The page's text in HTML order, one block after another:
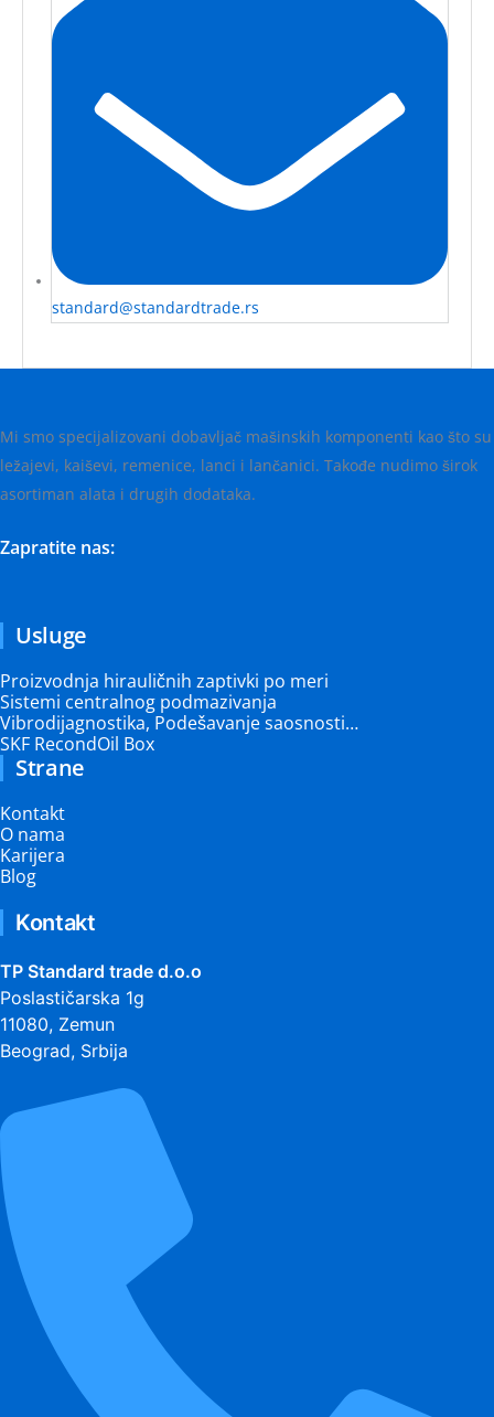
standard@standardtrade.rs
Mi smo specijalizovani dobavljač mašinskih komponenti kao što su
ležajevi, kaiševi, remenice, lanci i lančanici. Takođe nudimo širok
asortiman alata i drugih dodataka.
Zapratite nas:
Usluge
Proizvodnja hirauličnih zaptivki po meri
Sistemi centralnog podmazivanja
Vibrodijagnostika, Podešavanje saosnosti…
SKF RecondOil Box
Strane
Kontakt
O nama
Karijera
Blog
Kontakt
TP Standard trade d.o.o
Poslastičarska 1g
11080, Zemun
Beograd, Srbija